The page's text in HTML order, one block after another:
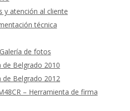
y atención al cliente
técnica
de fotos
de Belgrado 2010
de Belgrado 2012
– Herramienta de firma